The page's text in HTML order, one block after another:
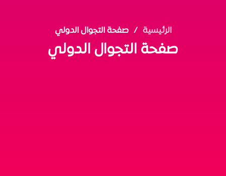
الرئيسية صفحة التجوال الدولي
صفحة التجوال الدولي